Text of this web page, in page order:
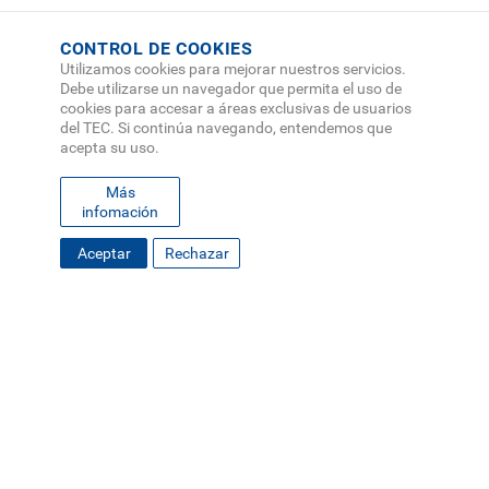
FOOTERMAPA DEL SITIO DIRECTORIO
CONTROL DE COOKIES
Utilizamos cookies para mejorar nuestros servicios.
Debe utilizarse un navegador que permita el uso de
cookies para accesar a áreas exclusivas de usuarios
del TEC. Si continúa navegando, entendemos que
acepta su uso.
Más
infomación
Aceptar Rechazar